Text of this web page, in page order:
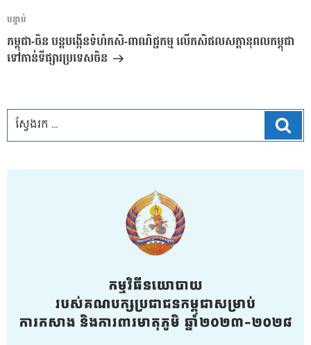
អត្ថបទ
បន្ទាប់
បន្ទាប់
កម្ពុជា-ចិន បន្តបង្កើនទំហំកសិ-ពាណិជ្ជកម្ម លើកសិផលសក្តានុពលកម្ពុជា
ទៅកាន់ទីផ្សារប្រទេសចិន